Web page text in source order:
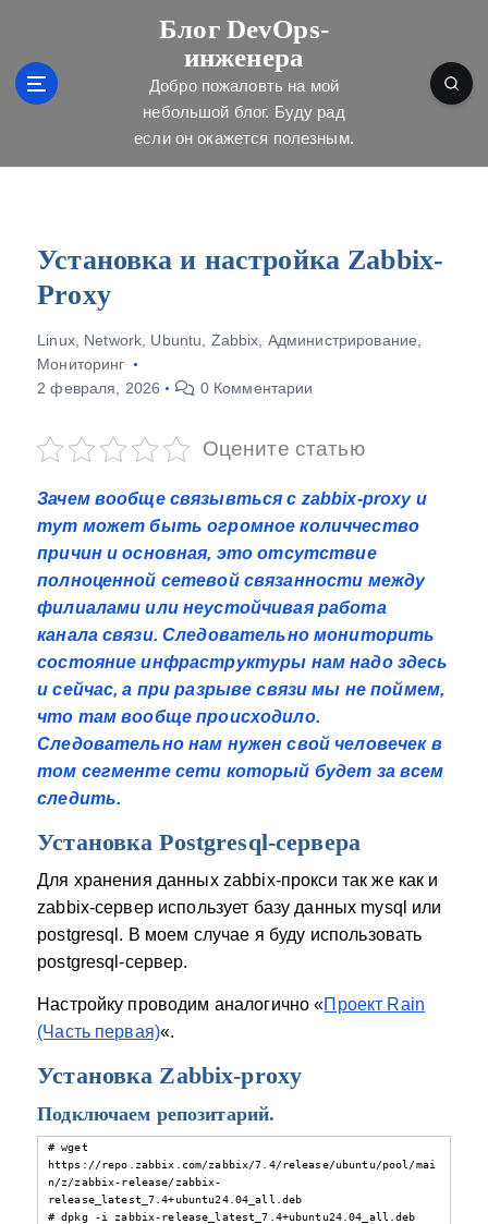
Блог DevOps-
инженера
Добро пожаловть на мой
небольшой блог. Буду рад
если он окажется полезным.
Установка и настройка Zabbix-
Proxy
Linux, Network, Ubuntu, Zabbix, Администрирование,
Мониторинг
2 февраля, 2026
0 Комментарии
Оцените статью
Зачем вообще связывться с zabbix-proxy и
тут может быть огромное количчество
причин и основная, это отсутствие
полноценной сетевой связанности между
филиалами или неустойчивая работа
канала связи. Следовательно мониторить
состояние инфраструктуры нам надо здесь
и сейчас, а при разрыве связи мы не поймем,
что там вообще происходило.
Следовательно нам нужен свой человечек в
том сегменте сети который будет за всем
следить.
Установка Postgresql-сервера
Для хранения данных zabbix-прокси так же как и
zabbix-сервер использует базу данных mysql или
postgresql. В моем случае я буду использовать
postgresql-сервер.
Настройку проводим аналогично «Проект Rain
(Часть первая)«.
Установка Zabbix-proxy
Подключаем репозитарий.
# wget
https://repo.zabbix.com/zabbix/7.4/release/ubuntu/pool/mai
n/z/zabbix-release/zabbix-
release_latest_7.4+ubuntu24.04_all.deb
# dpkg -i zabbix-release_latest_7.4+ubuntu24.04_all.deb